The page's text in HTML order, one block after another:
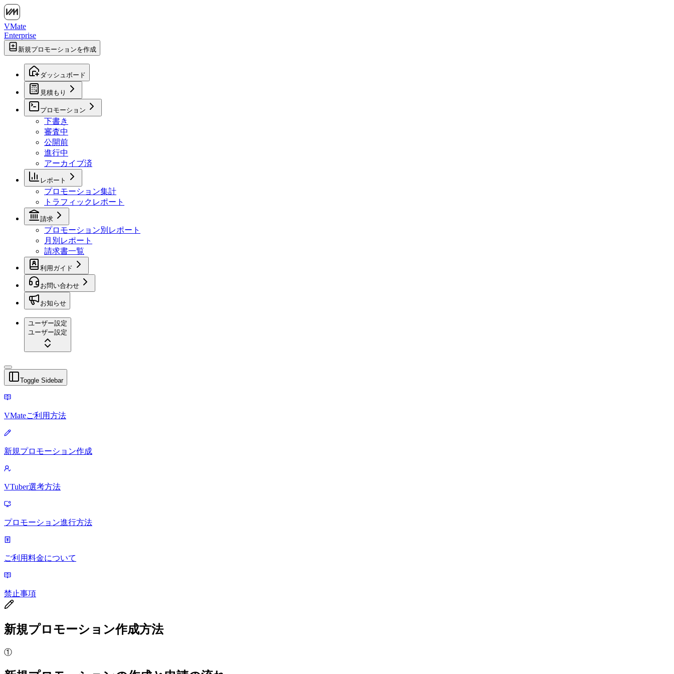
VMate
Enterprise
新規プロモーションを作成
ダッシュボード
見積もり
プロモーション
下書き
審査中
公開前
進行中
アーカイブ済
レポート
プロモーション集計
トラフィックレポート
請求
プロモーション別レポート
月別レポート
請求書一覧
利用ガイド
お問い合わせ
お知らせ
ユーザー設定
ユーザー設定
Toggle Sidebar
VMateご利用方法
新規プロモーション作成
VTuber選考方法
プロモーション進行方法
ご利用料金について
禁止事項
新規プロモーション作成方法
①